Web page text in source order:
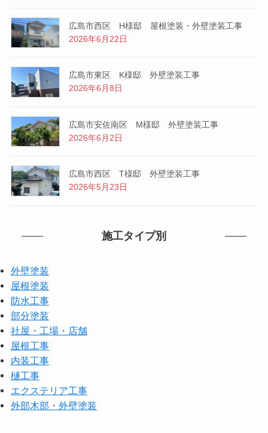
広島市西区 H様邸 屋根塗装・外壁塗装工事
2026年6月22日
広島市東区 K様邸 外壁塗装工事
2026年6月8日
広島市安佐南区 M様邸 外壁塗装工事
2026年6月2日
広島市西区 T様邸 外壁塗装工事
2026年5月23日
施工タイプ別
外壁塗装
屋根塗装
防水工事
部分塗装
社屋・工場・店舗
屋根工事
内装工事
樋工事
エクステリア工事
外部木部・外壁塗装